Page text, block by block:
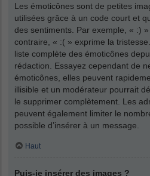
Les émoticônes sont de petites
utilisées grâce à un code court et
des sentiments. Par exemple, « :)
contraire, « :( » exprime la
liste complète des émoticônes
rédaction. Essayez cependant de
émoticônes, elles peuvent
illisible et un modérateur pourrait
le supprimer complètement. Les
peuvent également limiter le
possible d’insérer à un message.
Haut
Puis-je insérer des images ?